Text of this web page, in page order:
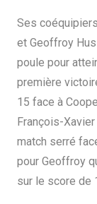
Ses
et Geoffroy
poule pour
première
15 face à
François-
match serré
pour Geoffroy
sur le score de